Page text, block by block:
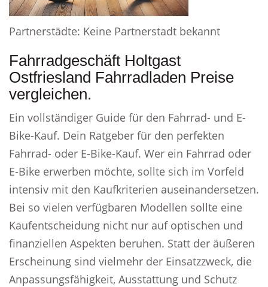
Partnerstädte: Keine Partnerstadt bekannt
Fahrradgeschäft Holtgast
Ostfriesland Fahrradladen Preise
vergleichen.
Ein vollständiger Guide für den Fahrrad- und E-
Bike-Kauf. Dein Ratgeber für den perfekten
Fahrrad- oder E-Bike-Kauf. Wer ein Fahrrad oder
E-Bike erwerben möchte, sollte sich im Vorfeld
intensiv mit den Kaufkriterien auseinandersetzen.
Bei so vielen verfügbaren Modellen sollte eine
Kaufentscheidung nicht nur auf optischen und
finanziellen Aspekten beruhen. Statt der äußeren
Erscheinung sind vielmehr der Einsatzzweck, die
Anpassungsfähigkeit, Ausstattung und Schutz